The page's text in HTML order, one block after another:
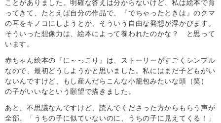
ことがありました。明確な答えは分からないけど、私は絵本で育
ってきて、たとえば自分の作品で、『でちゃったときは』のクマ
の耳をキノコにしようとか、そういう自由な発想が浮かびます。
そういった想像力は、絵本によって養われたのかな？ と思って
います。
赤ちゃん絵本の『に～っこり』は、ストーリーがすごくシンプル
なので、最初どうしようかと思いました。私にはまだ子どもがい
ないんですけど、もし産んだらこんな小籠包みたいな頭（笑）
の子がいいなという願望で描きました。
あと、不思議なんですけど、読んでくださった方からもらう声が
全部、「うちの子に似ていないのに、うちの子に見えてくる！」